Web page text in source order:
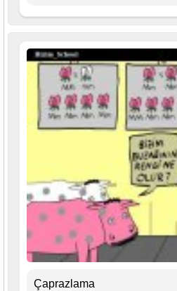
Çaprazlama